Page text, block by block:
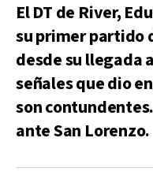
El DT de River,
su primer partido
desde su llegada
señales que dio
son
ante San Lorenzo.